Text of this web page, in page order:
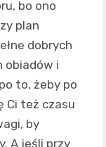
bo ono
plan
dobrych
obiadów i
to, żeby po
Ci też czasu
by
A jeśli przy